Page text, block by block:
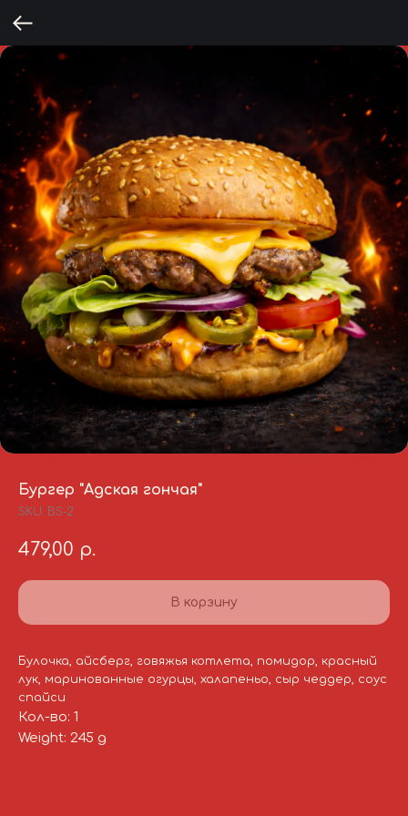
Бургер "Адская гончая"
SKU: BS-2
479,00 р.
В корзину
Булочка, айсберг, говяжья котлета, помидор, красный
лук, маринованные огурцы, халапеньо, сыр чеддер, соус
спайси
Кол-во: 1
Weight: 245 g